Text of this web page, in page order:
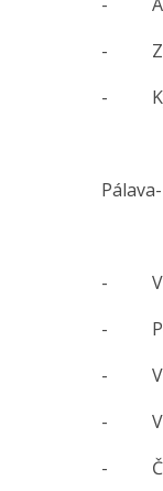
-
-
-
-
-
-
-